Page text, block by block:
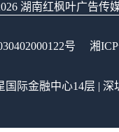
湖南红枫叶广告传
号 湘
际金融中心14层 |